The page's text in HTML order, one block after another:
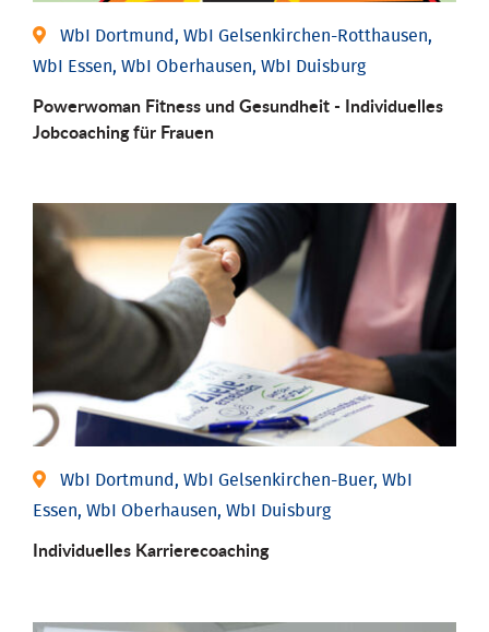
WbI Dortmund, WbI Gelsenkirchen-Rotthausen,
WbI Essen, WbI Oberhausen, WbI Duisburg
Powerwoman Fitness und Gesund­heit - Individu­elles
Job­coaching für Frauen
WbI Dortmund, WbI Gelsenkirchen-Buer, WbI
Essen, WbI Oberhausen, WbI Duisburg
Individu­elles Karrierecoaching